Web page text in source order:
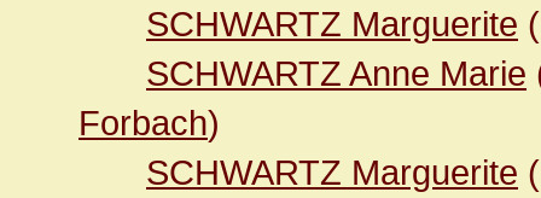
SCHWARTZ Marguerite
SCHWARTZ Anne Marie
Forbach)
SCHWARTZ Marguerite